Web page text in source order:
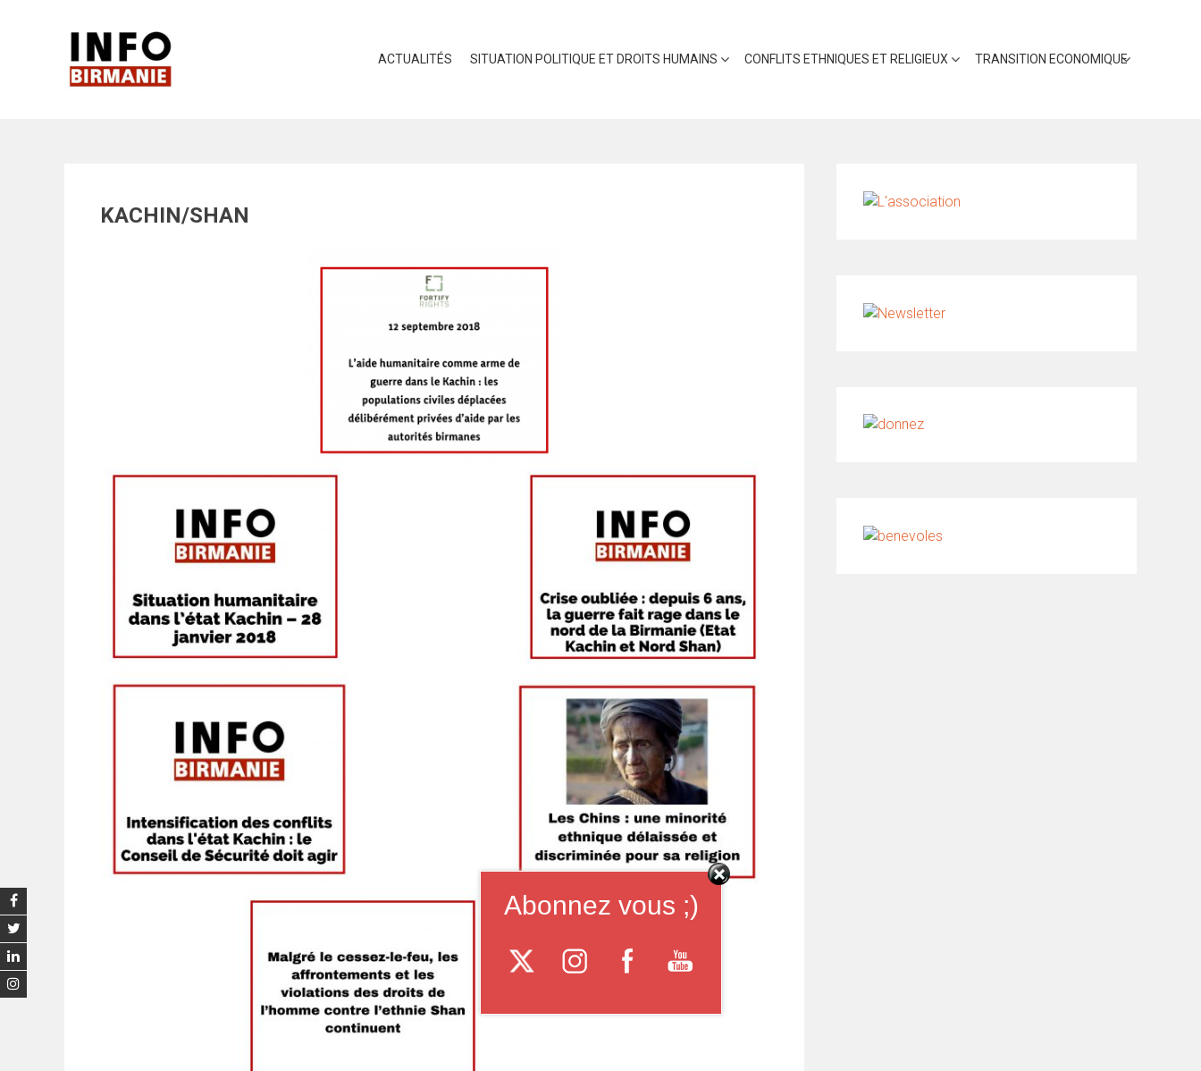
ACTUALITÉS SITUATION POLITIQUE ET DROITS HUMAINS CONFLITS ETHNIQUES ET RELIGIEUX TRANSITION ECONOMIQUE
KACHIN/SHAN
Abonnez vous ;)